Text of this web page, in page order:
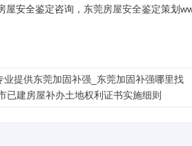
安全鉴定咨询， 东莞房屋安全鉴定策划
业提供东莞加固补强_东莞加固补强哪里找
已建房屋补办土地权利证书实施细则